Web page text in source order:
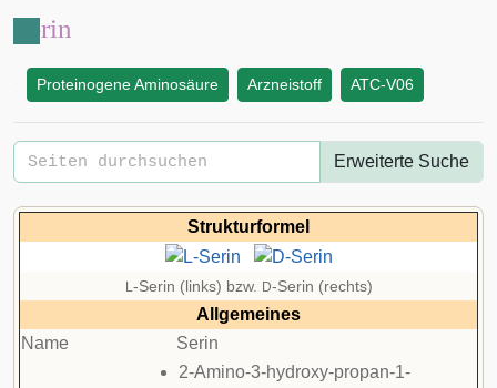
Serin
Proteinogene Aminosäure Arzneistoff ATC-V06
Erweiterte Suche
Strukturformel
L-Serin (links) bzw. D-Serin (rechts)
Allgemeines
Name
Serin
2-Amino-3-hydroxy-propan-1-